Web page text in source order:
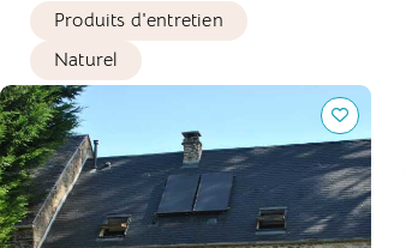
Produits d'entretien
Naturel
La Charrette Bleue : un gîte
écologique en Normandie